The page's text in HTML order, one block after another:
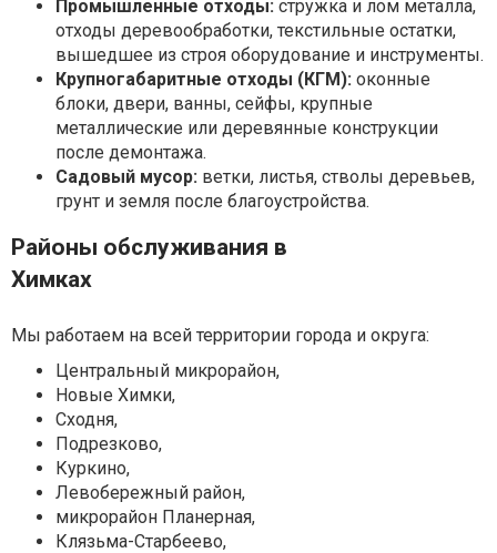
Промышленные отходы: стружка и лом металла,
отходы деревообработки, текстильные остатки,
вышедшее из строя оборудование и инструменты.
Крупногабаритные отходы (КГМ): оконные
блоки, двери, ванны, сейфы, крупные
металлические или деревянные конструкции
после демонтажа.
Садовый мусор: ветки, листья, стволы деревьев,
грунт и земля после благоустройства.
Районы обслуживания в
Химках
Мы работаем на всей территории города и округа:
Центральный микрорайон,
Новые Химки,
Сходня,
Подрезково,
Куркино,
Левобережный район,
микрорайон Планерная,
Клязьма-Старбеево,